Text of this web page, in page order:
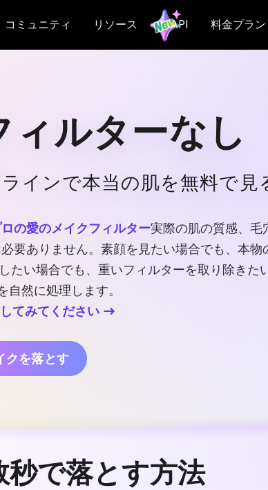
コミュニティ リソース API 料金プラン
ルターなし
インで本当の肌を無料で見
の愛のメイクフィルター実際の肌の質感、毛
要ありません。素顔を見たい場合でも、本物
たい場合でも、重いフィルターを取り除きた
自然に処理します。
てみてください →
クを落とす
で落とす方法